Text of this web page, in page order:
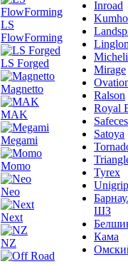
LS
FlowForming
LS Forged
Magnetto
MAK
Megami
Momo
Neo
Next
NZ
Inroad
Kumho
Mirage
Ralson
Royal
Satoya
Tyrex
Unigrip
ШЗ
Кама